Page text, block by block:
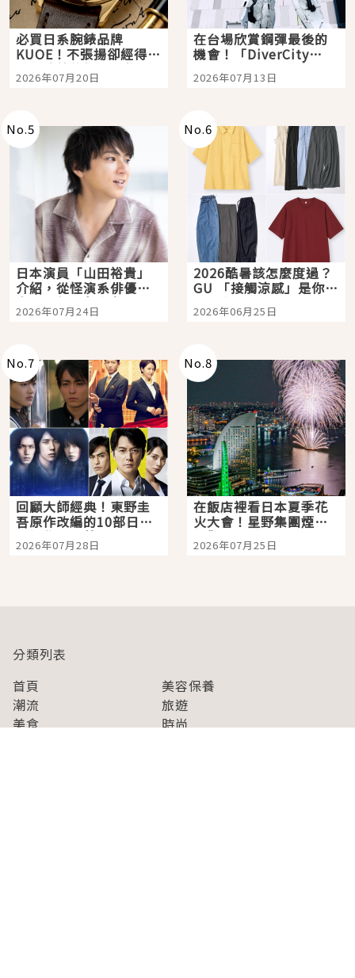
必買日系腕錶品牌
KUOE！不張揚卻經得起
時間洗鍊的經典之作五
選
2026年07月20日
在台場欣賞鋼彈最後的
機會！「DiverCity
Tokyo Plaza」搭船、
購物、美食及夜景，一
2026年07月13日
No.5
日本演員「山田裕貴」
介紹，從怪演系俳優走
向國民級日劇主角
2026年07月24日
No.6
2026酷暑該怎麼度過？
GU 「接觸涼感」是你的
夏日救星
2026年06月25日
No.7
回顧大師經典！東野圭
吾原作改編的10部日本
影視作品推薦
2026年07月28日
No.8
在飯店裡看日本夏季花
火大會！星野集團煙火
景觀飯店6選，讓你不用
人擠人悠閒欣賞
2026年07月25日
分類列表
首頁
美容保養
潮流
旅遊
美食
時尚